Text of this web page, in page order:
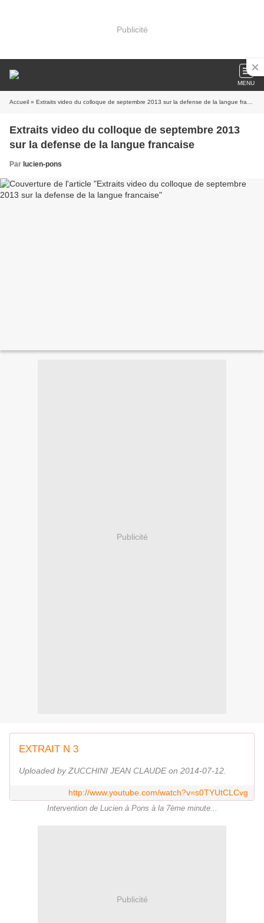
Publicité
MENU
Accueil » Extraits video du colloque de septembre 2013 sur la defense de la langue francaise
Extraits video du colloque de septembre 2013
sur la defense de la langue francaise
Par lucien-pons
Publicité
EXTRAIT N 3
Uploaded by ZUCCHINI JEAN CLAUDE on 2014-07-12.
http://www.youtube.com/watch?v=s0TYUtCLCvg
Intervention de Lucien à Pons à la 7ème minute...
Publicité